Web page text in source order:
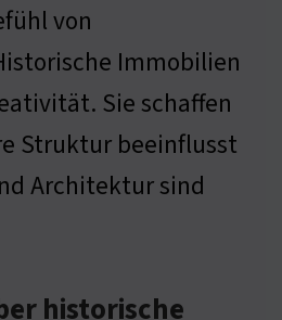
von
Immobilien
Sie schaffen
Struktur beeinflusst
Architektur sind
historische